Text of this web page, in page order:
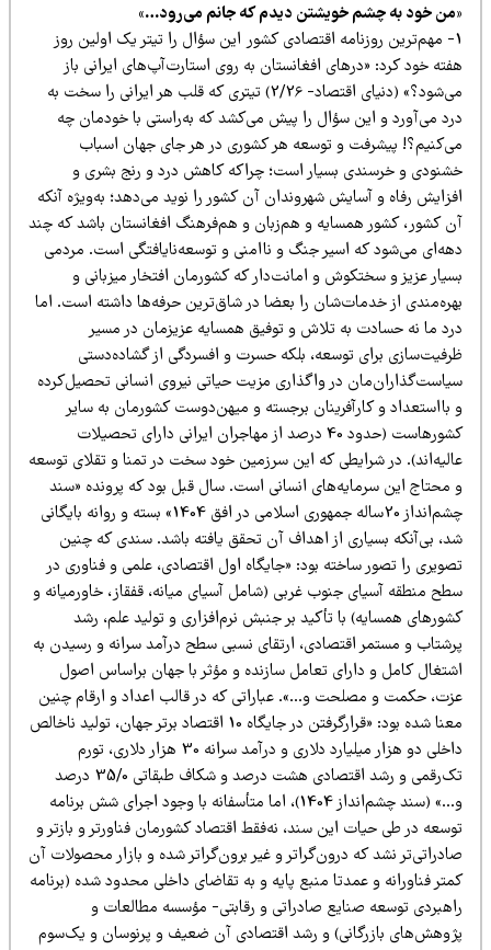
خود به چشم خویشتن دیدم که جانم می‌رود…»
1- مهم‌ترین روزنامه اقتصادی کشور این سؤال را تیتر یک اولین روز
خود کرد: «درهای افغانستان به روی استارت‌آپ‌های ایرانی باز
می‌شود؟» (دنیای اقتصاد- 2/26) تیتری که قلب هر ایرانی را سخت به
می‌آورد و این سؤال را پیش می‌کشد که به‌راستی با خودمان چه
پیشرفت و توسعه هر کشوری در هر جای جهان اسباب
و خرسندی بسیار است؛ چراکه کاهش درد و رنج بشری و
رفاه و آسایش شهروندان آن کشور را نوید می‌دهد؛ به‌ویژه آنکه
کشور، کشور همسایه و هم‌زبان و هم‌فرهنگ افغانستان باشد که چند
می‌شود که اسیر جنگ و ناامنی و توسعه‌نایافتگی است. مردمی
عزیز و سختکوش و امانت‌دار که کشورمان افتخار میزبانی و
از خدمات‌شان را بعضا در شاق‌ترین حرفه‌ها داشته است. اما
ما نه حسادت به تلاش و توفیق همسایه عزیزمان در مسیر
برای توسعه، بلکه حسرت و افسردگی از گشاده‌دستی
در واگذاری مزیت حیاتی نیروی انسانی تحصیل‌کرده
بااستعداد و کارآفرینان برجسته و میهن‌دوست کشورمان به سایر
کشورهاست (حدود 40 درصد از مهاجران ایرانی دارای تحصیلات
در شرایطی که این سرزمین خود سخت در تمنا و تقلای توسعه
محتاج این سرمایه‌های انسانی است. سال قبل بود که پرونده «سند
چشم‌انداز 20‌ساله جمهوری اسلامی در افق 1404» بسته و روانه بایگانی
بی‌آنکه بسیاری از اهداف آن تحقق یافته باشد. سندی که چنین
را تصور ساخته بود: «جایگاه اول اقتصادی، علمی و فناوری در
منطقه آسیای جنوب غربی (شامل آسیای میانه، قفقاز، خاورمیانه و
همسایه) با تأکید بر جنبش نرم‌افزاری و تولید علم، رشد
و مستمر اقتصادی، ارتقای نسبی سطح درآمد سرانه و رسیدن به
کامل و دارای تعامل سازنده و مؤثر با جهان بر‌اساس اصول
حکمت و مصلحت و…». عباراتی که در قالب اعداد و ارقام چنین
معنا شده بود: «قرارگرفتن در جایگاه 10 اقتصاد برتر جهان، تولید ناخالص
داخلی دو هزار میلیارد دلاری و درآمد سرانه 30 هزار دلاری، تورم
تک‌رقمی و رشد اقتصادی هشت درصد و شکاف طبقاتی 35/0 درصد
و…» (سند چشم‌انداز 1404)، اما متأسفانه با وجود اجرای شش برنامه
در طی حیات این سند، نه‌فقط اقتصاد کشورمان فناورتر و بازتر و
نشد که درون‌گراتر و غیر برون‌گراتر شده و بازار محصولات آن
فناورانه و عمدتا منبع پایه و به تقاضای داخلی محدود شده (برنامه
توسعه صنایع صادراتی و رقابتی- مؤسسه مطالعات و
بازرگانی) و رشد اقتصادی آن ضعیف و پرنوسان و یک‌سوم